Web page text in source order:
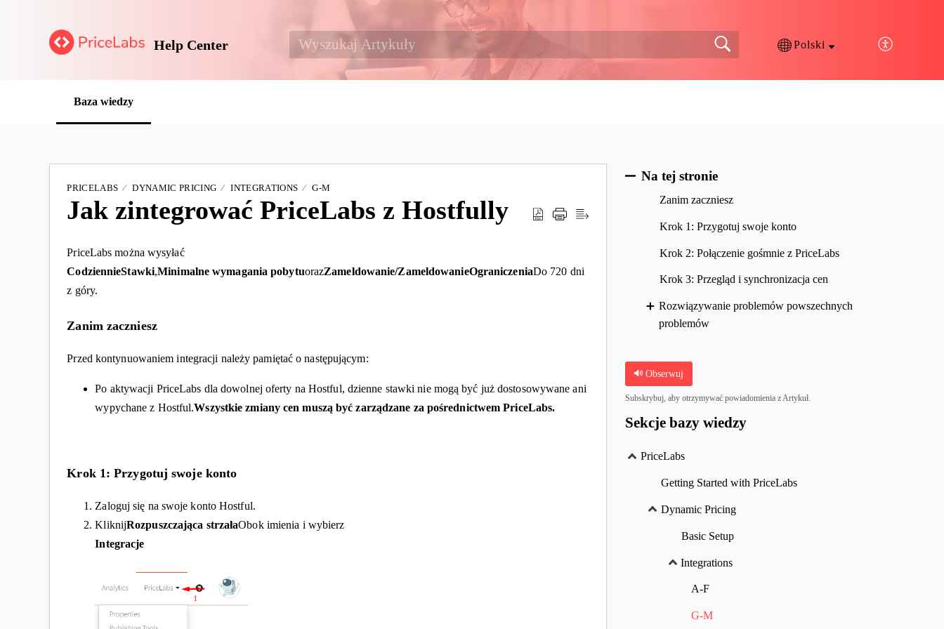
Help Center Polski
Baza wiedzy
PRICELABS DYNAMIC PRICING INTEGRATIONS G-M
Jak zintegrować PriceLabs z Hostfully
PriceLabs można wysyłać
CodziennieStawki,Minimalne wymagania pobytuorazZameldowanie/ZameldowanieOgraniczeniaDo 720 dni
z góry.
Zanim zaczniesz
Przed kontynuowaniem integracji należy pamiętać o następującym:
Po aktywacji PriceLabs dla dowolnej oferty na Hostful, dzienne stawki nie mogą być już dostosowywane ani
wypychane z Hostful.Wszystkie zmiany cen muszą być zarządzane za pośrednictwem PriceLabs.
Krok 1: Przygotuj swoje konto
Zaloguj się na swoje konto Hostful.
KliknijRozpuszczająca strzałaObok imienia i wybierz
Integracje
Na tej stronie
Zanim zaczniesz
Krok 1: Przygotuj swoje konto
Krok 2: Połączenie gośmnie z PriceLabs
Krok 3: Przegląd i synchronizacja cen
Rozwiązywanie problemów powszechnych
problemów
Obserwuj
Subskrybuj, aby otrzymywać powiadomienia z Artykuł.
Sekcje bazy wiedzy
PriceLabs
Getting Started with PriceLabs
Dynamic Pricing
Basic Setup
Integrations
A-F
G-M